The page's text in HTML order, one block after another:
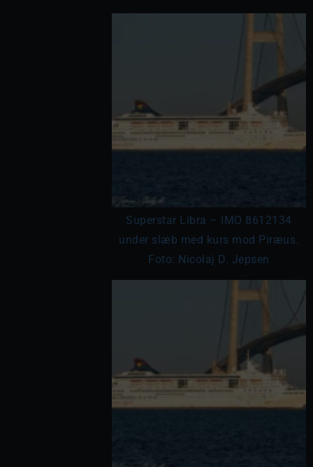
Superstar Libra – IMO 8612134
under slæb med kurs mod Piræus.
Foto: Nicolaj D. Jepsen